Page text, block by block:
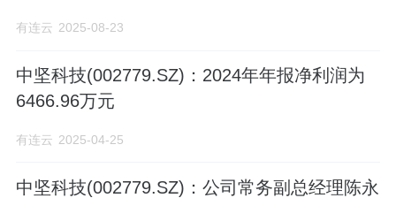
有连云 2025-08-23
中坚科技(002779.SZ)：2024年年报净利润为
6466.96万元
有连云 2025-04-25
中坚科技(002779.SZ)：公司常务副总经理陈永